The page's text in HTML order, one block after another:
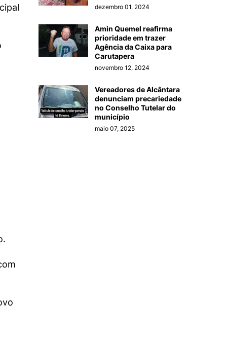
dezembro 01, 2024
Amin Quemel reafirma
prioridade em trazer
Agência da Caixa para
Carutapera
novembro 12, 2024
Vereadores de Alcântara
denunciam precariedade
no Conselho Tutelar do
município
maio 07, 2025